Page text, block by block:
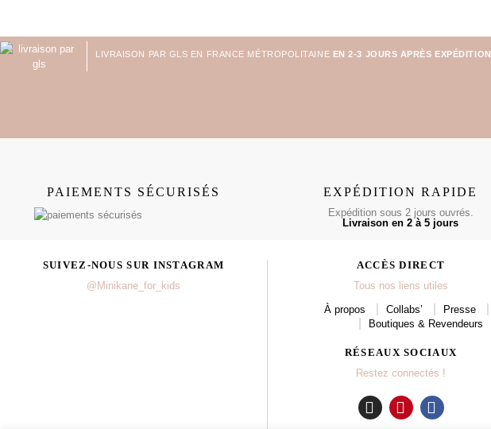
LIVRAISON PAR GLS EN FRANCE MÉTROPOLITAINE EN 2-3 JOURS APRÈS EXPÉDITION
PAIEMENTS SÉCURISÉS EXPÉDITION RAPIDE
Expédition sous 2 jours ouvrés.
Livraison en 2 à 5 jours
SUIVEZ-NOUS SUR INSTAGRAM
@Minikane_for_kids
ACCÈS DIRECT
Tous nos liens utiles
À propos
Collabs’ Presse
Boutiques & Revendeurs
RÉSEAUX SOCIAUX
Restez connectés !
I
P
F